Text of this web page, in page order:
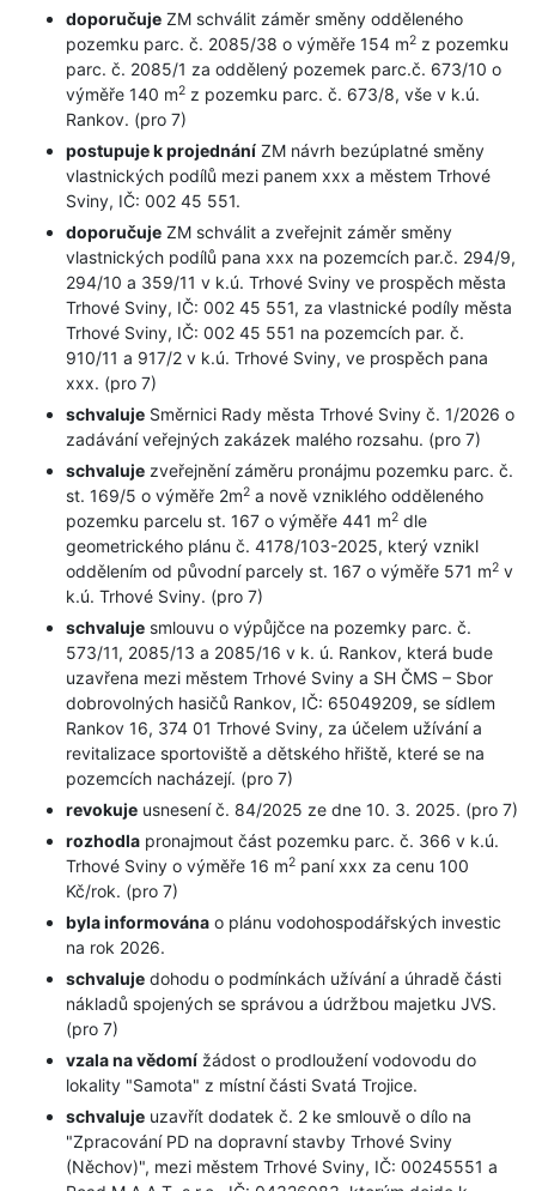
doporučuje ZM schválit záměr směny odděleného
pozemku parc. č. 2085/38 o výměře 154 m2 z pozemku
parc. č. 2085/1 za oddělený pozemek parc.č. 673/10 o
výměře 140 m2 z pozemku parc. č. 673/8, vše v k.ú.
Rankov. (pro 7)
postupuje k projednání ZM návrh bezúplatné směny
vlastnických podílů mezi panem xxx a městem Trhové
Sviny, IČ: 002 45 551.
doporučuje ZM schválit a zveřejnit záměr směny
vlastnických podílů pana xxx na pozemcích par.č. 294/9,
294/10 a 359/11 v k.ú. Trhové Sviny ve prospěch města
Trhové Sviny, IČ: 002 45 551, za vlastnické podíly města
Trhové Sviny, IČ: 002 45 551 na pozemcích par. č.
910/11 a 917/2 v k.ú. Trhové Sviny, ve prospěch pana
xxx. (pro 7)
schvaluje Směrnici Rady města Trhové Sviny č. 1/2026 o
zadávání veřejných zakázek malého rozsahu. (pro 7)
schvaluje zveřejnění záměru pronájmu pozemku parc. č.
st. 169/5 o výměře 2m2 a nově vzniklého odděleného
pozemku parcelu st. 167 o výměře 441 m2 dle
geometrického plánu č. 4178/103-2025, který vznikl
oddělením od původní parcely st. 167 o výměře 571 m2 v
k.ú. Trhové Sviny. (pro 7)
schvaluje smlouvu o výpůjčce na pozemky parc. č.
573/11, 2085/13 a 2085/16 v k. ú. Rankov, která bude
uzavřena mezi městem Trhové Sviny a SH ČMS – Sbor
dobrovolných hasičů Rankov, IČ: 65049209, se sídlem
Rankov 16, 374 01 Trhové Sviny, za účelem užívání a
revitalizace sportoviště a dětského hřiště, které se na
pozemcích nacházejí. (pro 7)
revokuje usnesení č. 84/2025 ze dne 10. 3. 2025. (pro 7)
rozhodla pronajmout část pozemku parc. č. 366 v k.ú.
Trhové Sviny o výměře 16 m2 paní xxx za cenu 100
Kč/rok. (pro 7)
byla informována o plánu vodohospodářských investic
na rok 2026.
schvaluje dohodu o podmínkách užívání a úhradě části
nákladů spojených se správou a údržbou majetku JVS.
(pro 7)
vzala na vědomí žádost o prodloužení vodovodu do
lokality "Samota" z místní části Svatá Trojice.
schvaluje uzavřít dodatek č. 2 ke smlouvě o dílo na
"Zpracování PD na dopravní stavby Trhové Sviny
(Něchov)", mezi městem Trhové Sviny, IČ: 00245551 a